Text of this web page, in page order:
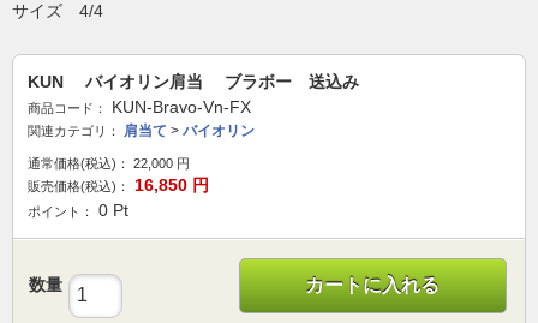
サイズ 4/4
KUN バイオリン肩当 ブラボー 送込み
商品コード： KUN-Bravo-Vn-FX
関連カテゴリ： 肩当て > バイオリン
通常価格(税込)： 22,000 円
販売価格(税込)：
16,850 円
ポイント： 0 Pt
数量 カートに入れる